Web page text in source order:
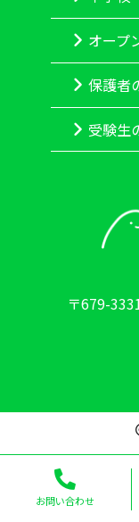
オープ
保護者
受験生
〒679-
お問い合わせ